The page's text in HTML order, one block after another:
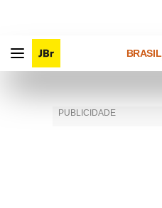
BRASIL